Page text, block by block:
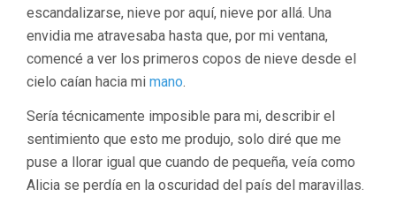
escandalizarse, nieve por aquí, nieve por allá. Una
envidia me atravesaba hasta que, por mi ventana,
comencé a ver los primeros copos de nieve desde el
cielo caían hacia mi mano.
Sería técnicamente imposible para mi, describir el
sentimiento que esto me produjo, solo diré que me
puse a llorar igual que cuando de pequeña, veía como
Alicia se perdía en la oscuridad del país del maravillas.